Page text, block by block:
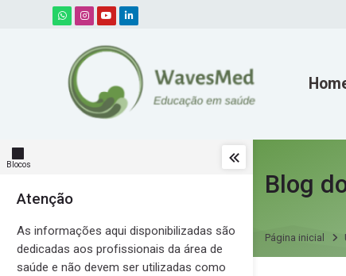
Skip to navigation
Skip to search form
Skip to login form
Ir para o conteúdo principal
Skip to accessibility options
Skip to footer
Skip accessibility options
Blocos
Pular Atenção
Atenção
As informações aqui disponibilizadas são
dedicadas aos profissionais da área de
saúde e não devem ser utilizadas como
Blog
Página inicial